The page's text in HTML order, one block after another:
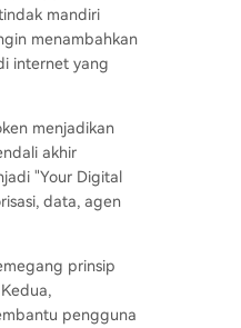
mandiri
menambahkan
internet yang
menjadikan
akhir
"Your Digital
data, agen
prinsip
pengguna